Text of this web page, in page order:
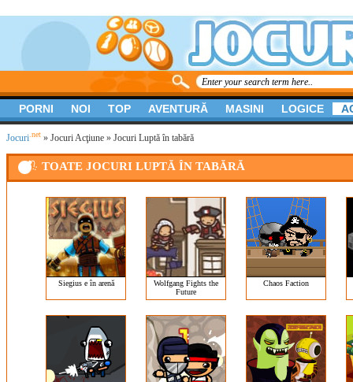
Jocuri .net » Jocuri Acţiune » Jocuri Luptă în tabără
TOATE JOCURI LUPTĂ ÎN TABĂRĂ
Siegius e în arenă
Wolfgang Fights the
Future
Chaos Faction
PORNI NOI TOP AVENTURĂ MASINI LOGICE